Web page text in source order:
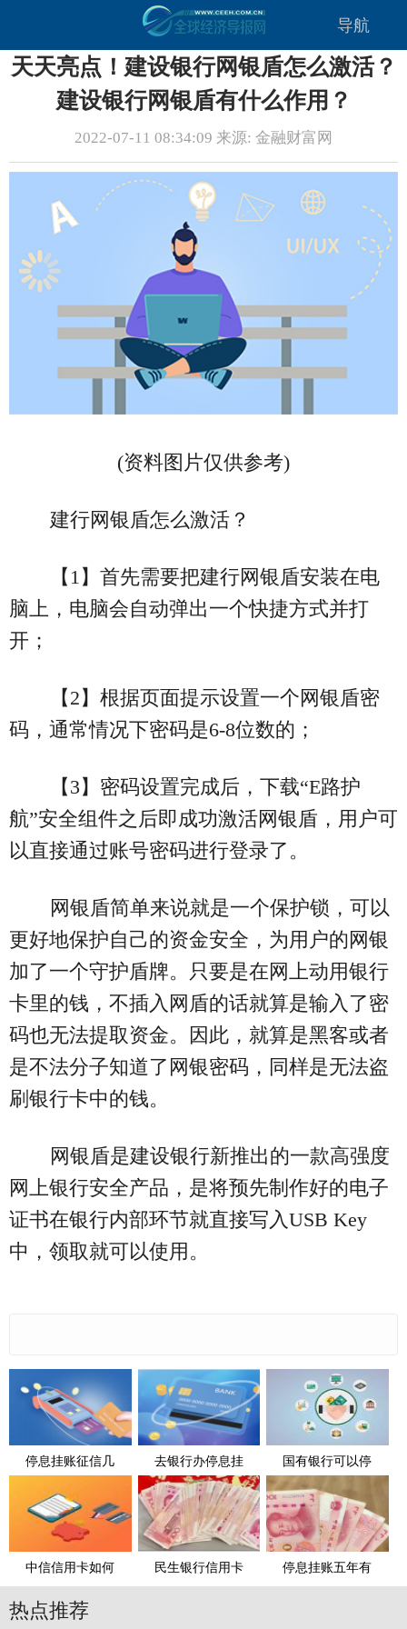
导航
天天亮点！建设银行网银盾怎么激活？
建设银行网银盾有什么作用？
2022-07-11 08:34:09 来源: 金融财富网
(资料图片仅供参考)
建行网银盾怎么激活？
【1】首先需要把建行网银盾安装在电
脑上，电脑会自动弹出一个快捷方式并打
开；
【2】根据页面提示设置一个网银盾密
码，通常情况下密码是6-8位数的；
【3】密码设置完成后，下载“E路护
航”安全组件之后即成功激活网银盾，用户可
以直接通过账号密码进行登录了。
网银盾简单来说就是一个保护锁，可以
更好地保护自己的资金安全，为用户的网银
加了一个守护盾牌。只要是在网上动用银行
卡里的钱，不插入网盾的话就算是输入了密
码也无法提取资金。因此，就算是黑客或者
是不法分子知道了网银密码，同样是无法盗
刷银行卡中的钱。
网银盾是建设银行新推出的一款高强度
网上银行安全产品，是将预先制作好的电子
证书在银行内部环节就直接写入USB Key
中，领取就可以使用。
停息挂账征信几 去银行办停息挂 国有银行可以停
中信信用卡如何 民生银行信用卡 停息挂账五年有
热点推荐